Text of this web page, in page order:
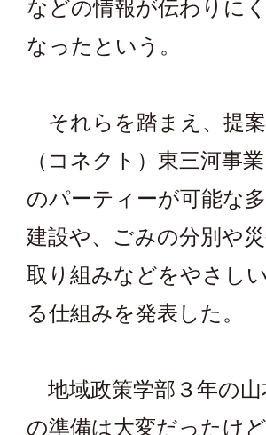
などの情報が伝わりに
なったという。
それらを踏まえ、提
（コネクト）東三河事
のパーティーが可能な
建設や、ごみの分別や
取り組みなどをやさし
る仕組みを発表した。
地域政策学部３年の
の準備は大変だったけ